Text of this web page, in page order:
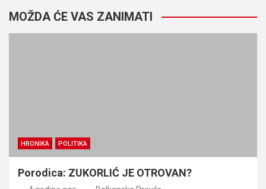
MOŽDA ĆE VAS ZANIMATI
HRONIKA POLITIKA
Porodica: ZUKORLIĆ JE OTROVAN?